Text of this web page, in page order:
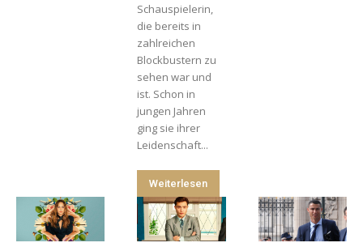
Schauspielerin,
die bereits in
zahlreichen
Blockbustern zu
sehen war und
ist. Schon in
jungen Jahren
ging sie ihrer
Leidenschaft...
Weiterlesen